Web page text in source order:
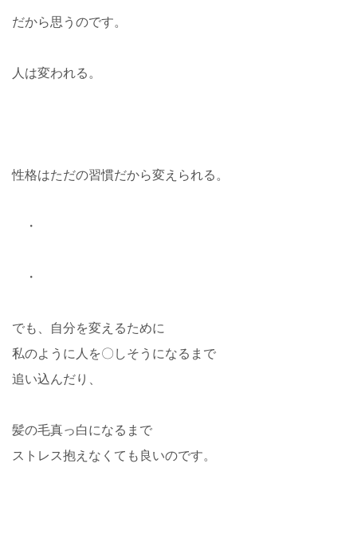
だから思うのです。
人は変われる。
性格はただの習慣だから変えられる。
・
・
でも、自分を変えるために
私のように人を〇しそうになるまで
追い込んだり、
髪の毛真っ白になるまで
ストレス抱えなくても良いのです。